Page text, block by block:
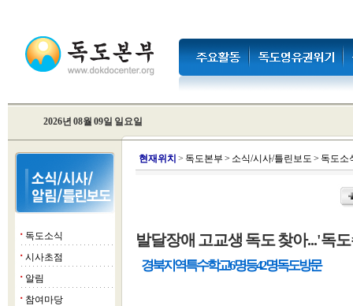
2026년 08월 09일 일요일
■ 독도소식
■ 시사초점
■ 알림
■ 참여마당
현재위치 > 독도본부 > 소식/시사/틀린보도 > 독도소
발달장애 고교생 독도 찾아...'독
경북지역 특수학교 6명 등 42명 독도 방문